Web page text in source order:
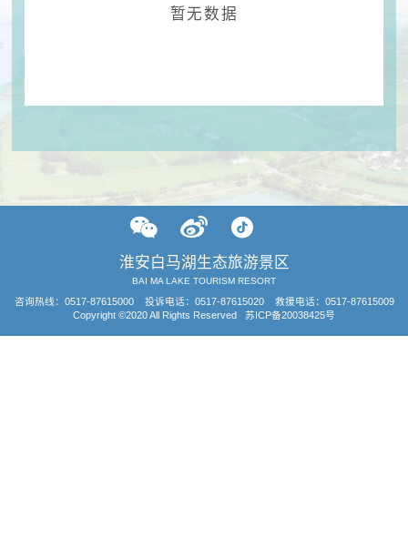
暂无数据
淮安白马湖生态旅游景区
BAI MA LAKE TOURISM RESORT
咨询热线： 0517-87615000投诉电话：0517-87615020 救援电话：0517-87615009
Copyright ©2020 All Rights Reserved
苏ICP备20038425号